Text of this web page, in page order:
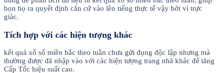
bọn họ ra quyết định căn cứ vào lên tiếng thực tế vậy bởi vì trực
giác.
Tích hợp với các hiện tượng khác
kết quả xổ số miền bắc theo tuần chưa gửi đụng độc lập nhưng mà
thường được đã nhập vào với các hiện tượng trang nhã khác để tăng
Cấp Tốc hiệu suất cao.